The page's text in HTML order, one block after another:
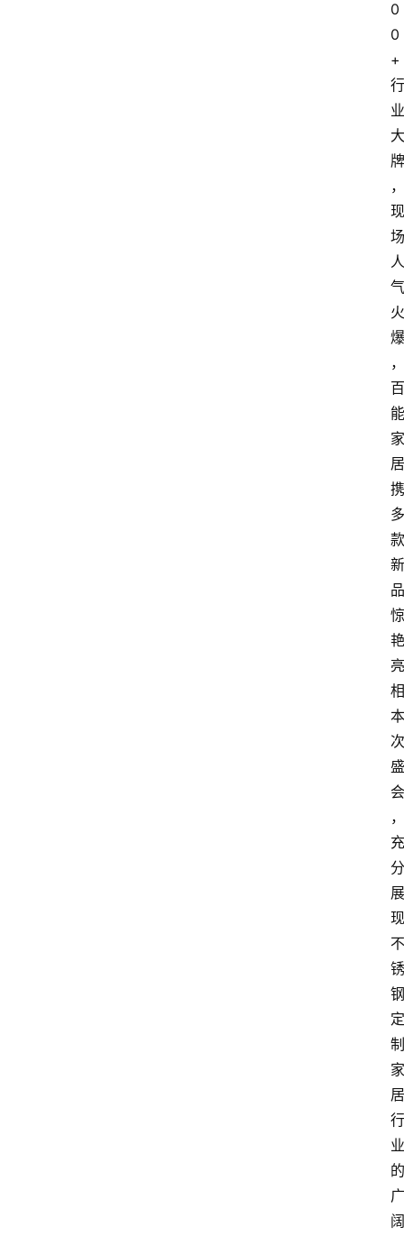
0
0
+
行
业
大
牌
，
现
场
人
气
火
爆
，
百
能
家
居
携
多
款
新
品
惊
艳
亮
相
本
次
盛
会
，
充
分
展
现
不
锈
钢
定
制
家
居
行
业
的
广
阔